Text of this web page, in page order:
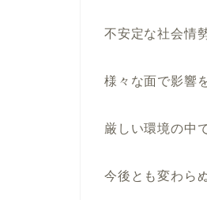
不安定な社会情
様々な面で影響
厳しい環境の中
今後とも変わら